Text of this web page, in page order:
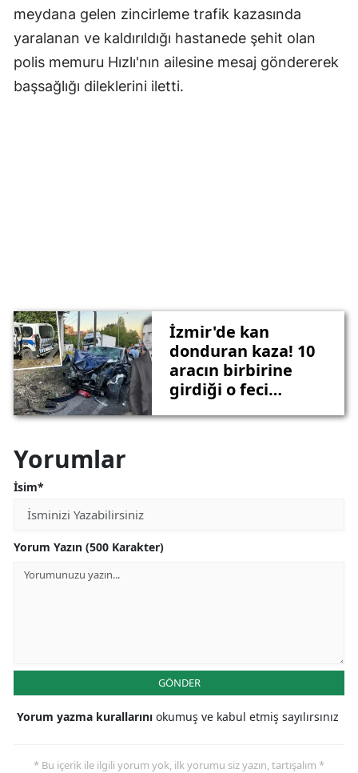
meydana gelen zincirleme trafik kazasında
yaralanan ve kaldırıldığı hastanede şehit olan
polis memuru Hızlı'nın ailesine mesaj göndererek
başsağlığı dileklerini iletti.
İzmir'de kan
donduran kaza! 10
aracın birbirine
girdiği o feci
Yorumlar
İsim*
Yorum Yazın (500 Karakter)
GÖNDER
Yorum yazma kurallarını okumuş ve kabul etmiş sayılırsınız
* Bu içerik ile ilgili yorum yok, ilk yorumu siz yazın, tartışalım *